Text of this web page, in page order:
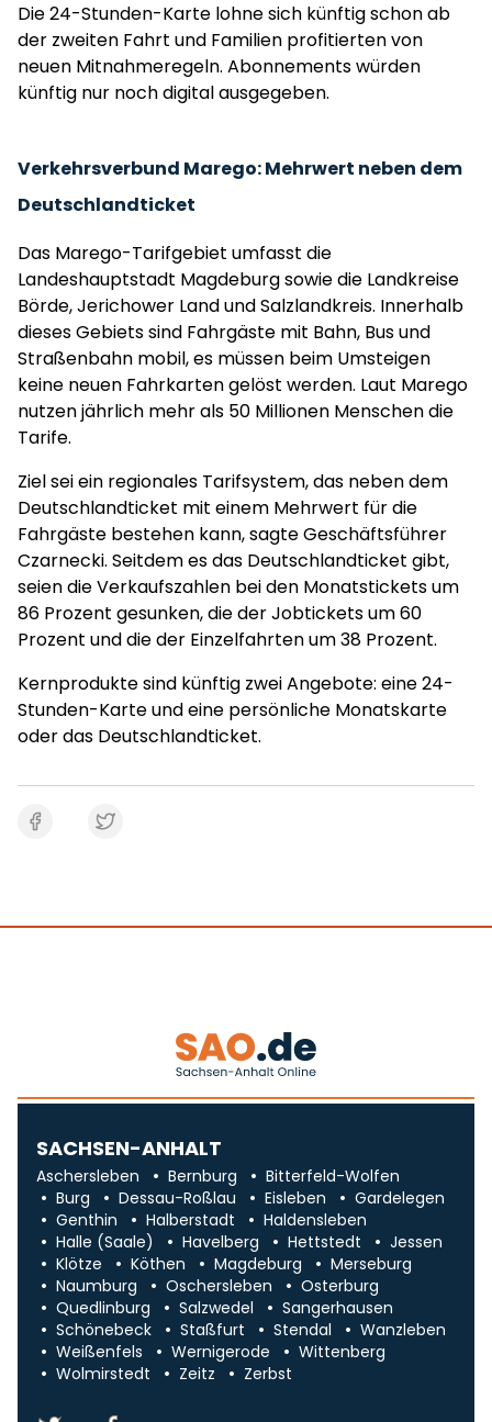
Die 24-Stunden-Karte lohne sich künftig schon ab
der zweiten Fahrt und Familien profitierten von
neuen Mitnahmeregeln. Abonnements würden
künftig nur noch digital ausgegeben.
Verkehrsverbund Marego: Mehrwert neben dem
Deutschlandticket
Das Marego-Tarifgebiet umfasst die
Landeshauptstadt Magdeburg sowie die Landkreise
Börde, Jerichower Land und Salzlandkreis. Innerhalb
dieses Gebiets sind Fahrgäste mit Bahn, Bus und
Straßenbahn mobil, es müssen beim Umsteigen
keine neuen Fahrkarten gelöst werden. Laut Marego
nutzen jährlich mehr als 50 Millionen Menschen die
Tarife.
Ziel sei ein regionales Tarifsystem, das neben dem
Deutschlandticket mit einem Mehrwert für die
Fahrgäste bestehen kann, sagte Geschäftsführer
Czarnecki. Seitdem es das Deutschlandticket gibt,
seien die Verkaufszahlen bei den Monatstickets um
86 Prozent gesunken, die der Jobtickets um 60
Prozent und die der Einzelfahrten um 38 Prozent.
Kernprodukte sind künftig zwei Angebote: eine 24-
Stunden-Karte und eine persönliche Monatskarte
oder das Deutschlandticket.
SACHSEN-ANHALT
Aschersleben Bernburg
Bitterfeld-Wolfen
Burg
Dessau-Roßlau Eisleben
Gardelegen
Genthin
Halberstadt
Haldensleben
Halle (Saale)
Havelberg Hettstedt
Jessen
Klötze
Köthen Magdeburg
Merseburg
Naumburg
Oschersleben
Osterburg
Quedlinburg
Salzwedel
Sangerhausen
Schönebeck
Staßfurt Stendal
Wanzleben
Weißenfels
Wernigerode
Wittenberg
Wolmirstedt
Zeitz Zerbst